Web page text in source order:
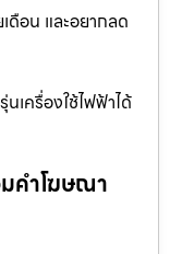
ดือน และอยากลด
เครื่องใช้ไฟฟ้าได้
คำโฆษณา